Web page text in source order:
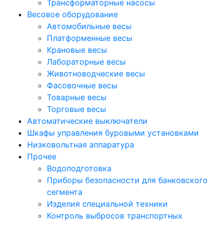
Трансформаторные насосы
Весовое оборудование
Автомобильные весы
Платформенные весы
Крановые весы
Лабораторные весы
Животноводческие весы
Фасовочные весы
Товарные весы
Торговые весы
Автоматические выключатели
Шкафы управления буровыми установками
Низковольтная аппаратура
Прочее
Водоподготовка
Приборы безопасности для банковского
сегмента
Изделия специальной техники
Контроль выбросов транспортных